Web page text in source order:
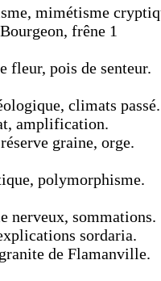
mimétisme
frêne 1
fleur, pois de senteur.
climats passé.
amplification.
graine, orge.
polymorphisme.
nerveux, sommations.
sordaria.
de Flamanville.